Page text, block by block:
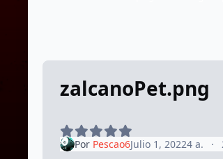
zalcanoPet.png
Por Pescao6Julio 1, 20224 a.